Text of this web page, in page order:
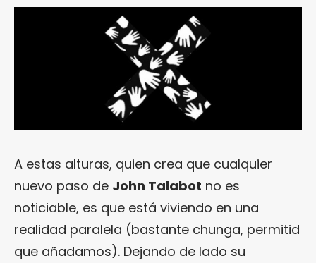
A estas alturas, quien crea que cualquier
nuevo paso de John Talabot no es
noticiable, es que está viviendo en una
realidad paralela (bastante chunga, permitid
que añadamos). Dejando de lado su